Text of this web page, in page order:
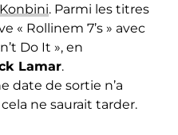
. Parmi les titres
« Rollinem 7’s » avec
Do It », en
Lamar.
date de sortie n’a
ne saurait tarder.